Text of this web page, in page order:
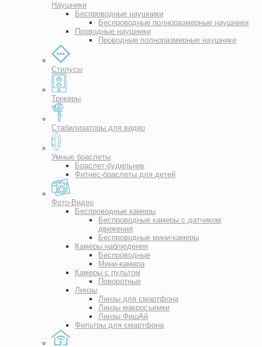
Наушники
Беспроводные наушники
Беспроводные полноразмерные наушники
Проводные наушники
Проводные полноразмерные наушники
Стилусы
Трекеры
Стабилизаторы для видео
Умные браслеты
Браслет-будильник
Фитнес-браслеты для детей
Фото-Видео
Беспроводные камеры
Беспроводные камеры с датчиком
движения
Беспроводные мини-камеры
Камеры наблюдения
Беспроводные
Мини-камера
Камеры с пультом
Поворотные
Линзы
Линзы для смартфона
Линзы макросъемки
Линзы ФишАй
Фильтры для смартфона